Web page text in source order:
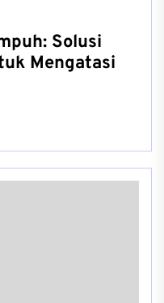
Solusi
Mengatasi